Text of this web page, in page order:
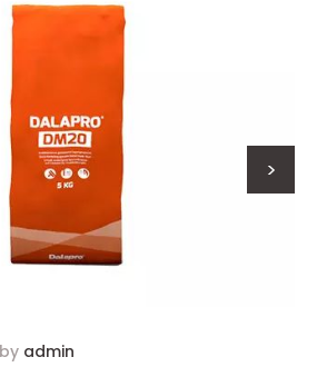
by admin
>